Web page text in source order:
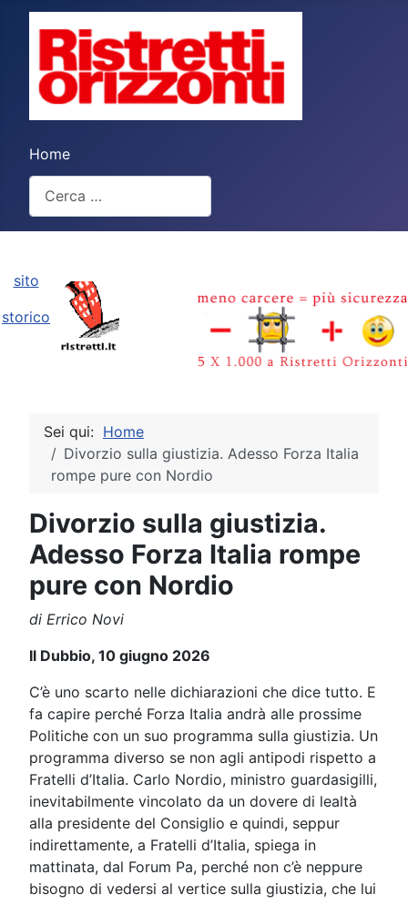
Home
Cerca
sito
storico
Sei qui: Home
Divorzio sulla giustizia. Adesso Forza Italia
rompe pure con Nordio
Divorzio sulla giustizia.
Adesso Forza Italia rompe
pure con Nordio
di Errico Novi
Il Dubbio, 10 giugno 2026
C’è uno scarto nelle dichiarazioni che dice tutto. E
fa capire perché Forza Italia andrà alle prossime
Politiche con un suo programma sulla giustizia. Un
programma diverso se non agli antipodi rispetto a
Fratelli d’Italia. Carlo Nordio, ministro guardasigilli,
inevitabilmente vincolato da un dovere di lealtà
alla presidente del Consiglio e quindi, seppur
indirettamente, a Fratelli d’Italia, spiega in
mattinata, dal Forum Pa, perché non c’è neppure
bisogno di vedersi al vertice sulla giustizia, che lui